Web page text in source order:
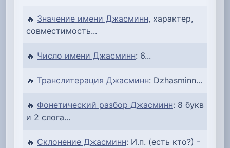
🔥 Значение имени Джасминн, характер,
совместимость...
🔥 Число имени Джасминн: 6...
🔥 Транслитерация Джасминн: Dzhasminn...
🔥 Фонетический разбор Джасминн: 8 букв
и 2 слога...
🔥 Склонение Джасминн: И.п. (есть кто?) -